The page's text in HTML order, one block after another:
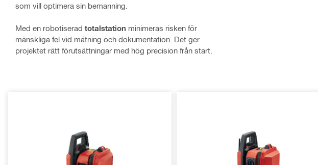
som vill optimera sin bemanning.
Med en robotiserad totalstation minimeras risken för
mänskliga fel vid mätning och dokumentation. Det ger
projektet rätt förutsättningar med hög precision från start.